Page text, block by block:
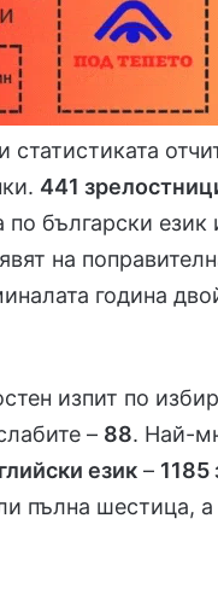
статистиката
441
по български език
на
година
изпит по
– 88. Най-
език – 1185
пълна шестица, а